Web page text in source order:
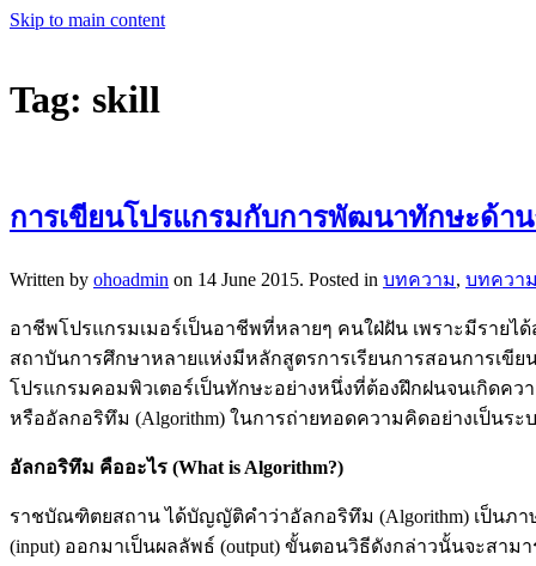
Skip to main content
Tag: skill
การเขียนโปรแกรมกับการพัฒนาทักษะด้า
Written by ohoadmin on 14 June 2015. Posted in บทความ, บทควา
อาชีพโปรแกรมเมอร์เป็นอาชีพที่หลายๆ คนใฝ่ฝัน เพราะมีราย
สถาบันการศึกษาหลายแห่งมีหลักสูตรการเรียนการสอนการเขี
โปรแกรมคอมพิวเตอร์เป็นทักษะอย่างหนึ่งที่ต้องฝึกฝนจนเกิดค
หรืออัลกอริทึม (Algorithm) ในการถ่ายทอดความคิดอย่างเป็นร
อัลกอริทึม คืออะไร (What is Algorithm?)
ราชบัณฑิตยสถาน ได้บัญญัติคำว่าอัลกอริทึม (Algorithm) เป็นภ
(input) ออกมาเป็นผลลัพธ์ (output) ขั้นตอนวิธีดังกล่าวนั้นจะสา